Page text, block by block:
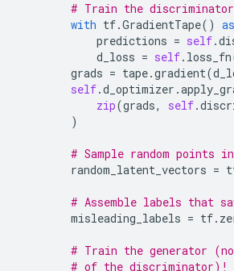
# Train the discriminator
with tf.GradientTape() as
predictions = self.
d_loss = self. loss_fn
grads = tape.gradient(
self.d_optimizer .
zip(grads, self.
)
# Sample random points
random_latent_vectors =
# Assemble labels that
misleading_labels = tf.
# Train the generator
# of the discriminator)!